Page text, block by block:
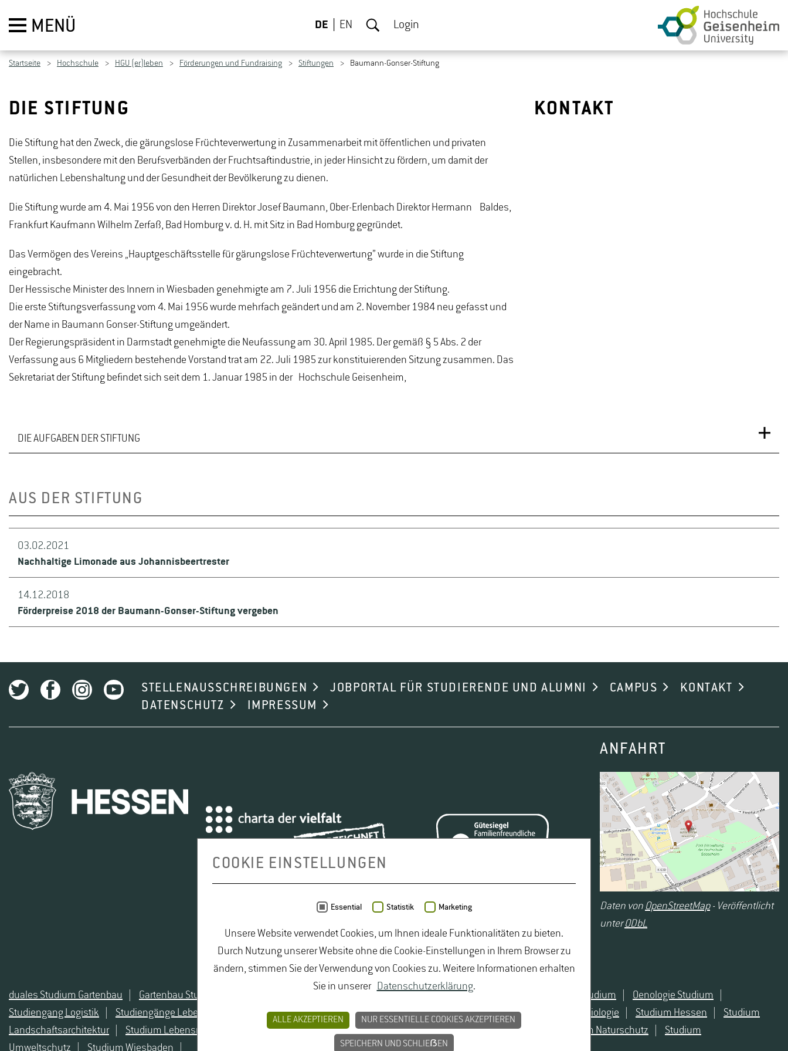
MENÜ DE EN Login
Startseite Hochschule HGU (er)leben Förderungen und Fundraising Stiftungen Baumann-Gonser-Stiftung
DIE STIFTUNG
Die Stiftung hat den Zweck, die gärungslose Früchteverwertung in Zusammenarbeit mit öffentlichen und privaten
Stellen, insbesondere mit den Berufsverbänden der Fruchtsaftindustrie, in jeder Hinsicht zu fördern, um damit der
natürlichen Lebenshaltung und der Gesundheit der Bevölkerung zu dienen.
Die Stiftung wurde am 4. Mai 1956 von den Herren Direktor Josef Baumann, Ober-Erlenbach Direktor Hermann Baldes,
Frankfurt Kaufmann Wilhelm Zerfaß, Bad Homburg v. d. H. mit Sitz in Bad Homburg gegründet.
Das Vermögen des Vereins „Hauptgeschäftsstelle für gärungslose Früchteverwertung” wurde in die Stiftung
eingebracht.
Der Hessische Minister des Innern in Wiesbaden genehmigte am 7. Juli 1956 die Errichtung der Stiftung.
Die erste Stiftungsverfassung vom 4. Mai 1956 wurde mehrfach geändert und am 2. November 1984 neu gefasst und
der Name in Baumann Gonser-Stiftung umgeändert.
Der Regierungspräsident in Darmstadt genehmigte die Neufassung am 30. April 1985. Der gemäß § 5 Abs. 2 der
Verfassung aus 6 Mitgliedern bestehende Vorstand trat am 22. Juli 1985 zur konstituierenden Sitzung zusammen. Das
Sekretariat der Stiftung befindet sich seit dem 1. Januar 1985 in der Hochschule Geisenheim,
KONTAKT
DIE AUFGABEN DER STIFTUNG
Förderung wissenschaftlicher und allgemein verständlicher Veröffentlichun gen auch in anderen geeigneten Schriften
Gezielte Öffentlichkeitsarbeit über Qualität und besondere Bedeutung der alkoholfreien Fruchtgetränke in der menschlichen Ernährung, auch durch die Organisation und
Durchführung von öffentlichen Vorträgen und Betriebsbesichtigungen mit Bildungsstätten, durch Verkostungsaktionen usw.
Organisation und Durchführung bedarfsorientierter Ausund Fortbildungsveranstaltungen für Auszubildende in der Fruchtsaftindustrie
Organisation und Durchführung einer jährlichen Fachtagung sowie von geeigneten Fortbildungsveranstaltungen wie z.B. Grundlehrgänge, Meisterkurse,
Beratung in Fragen der Aus- und Fortbildung und der Technologie der gärungslosen Früchteverwertung
Unterstützung von bedürftigen Auszubildenden und in der Ausbildung befindlichen Personen
sachliche und finanzielle Unterstützung zur Durchführung von ausgewählten Forschungsvorhaben sowie bei der Entwicklung und Erprobung geeigneter neuer Technologien
Ausstattung und Verleihung eines Preises an Personen, die sich um die gärungslose Früchteverwertung besonders verdient gemacht haben.
AUS DER STIFTUNG
03.02.2021
Nachhaltige Limonade aus Johannisbeertrester
14.12.2018
Förderpreise 2018 der Baumann-Gonser-Stiftung vergeben
STELLENAUSSCHREIBUNGEN JOBPORTAL FÜR STUDIERENDE UND ALUMNI CAMPUS
KONTAKT
DATENSCHUTZ
IMPRESSUM
ANFAHRT
Daten von OpenStreetMap- Veröffentlicht
unterODbL
duales Studium Gartenbau Gartenbau Studium Lebensmittelsicherheit Studium Naturschutz Studium Oenologie Studium
Studiengang Logistik
Studiengänge Lebensmittel Studiengänge Natur| Studiengänge Umweltschutz|Studium angewandte Biologie Studium Hessen
Studium
Landschaftsarchitektur| Studium Lebensmittel Studium Lebensmittelsicherheit|Studium Logistik|Studium Natur Studium Naturschutz
Studium
Umweltschutz
Studium Wiesbaden
COOKIE EINSTELLUNGEN
Essential Statistik Marketing
Unsere Website verwendet Cookies, um Ihnen ideale Funktionalitäten zu bieten.
Durch Nutzung unserer Website ohne die Cookie-Einstellungen in Ihrem Browser zu
ändern, stimmen Sie der Verwendung von Cookies zu. Weitere Informationen erhalten
Sie in unserer Datenschutzerklärung.
ALLE AKZEPTIEREN NUR ESSENTIELLE COOKIES AKZEPTIEREN
SPEICHERN UND SCHLIEẞEN